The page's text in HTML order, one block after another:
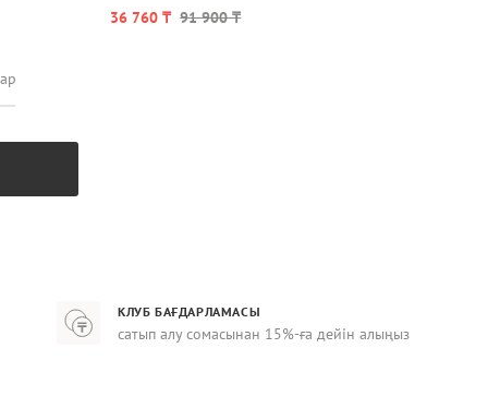
36 760 ₸ 91 900 ₸
КЛУБ БАҒДАРЛАМАСЫ
сатып алу сомасынан 15%-ға дейін алыңыз